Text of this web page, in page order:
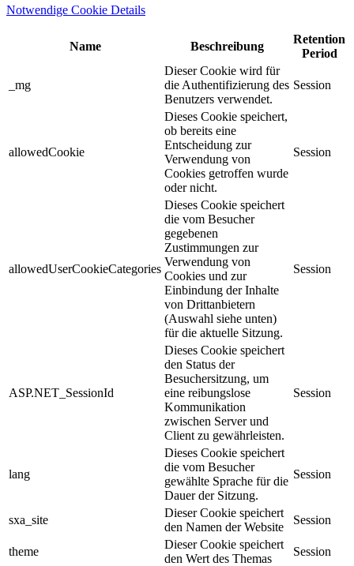
Notwendige Cookie Details
Name Beschreibung
Retention
Period
_mg
Dieser Cookie wird für
die Authentifizierung des
Benutzers verwendet.
Session
allowedCookie
Dieses Cookie speichert,
ob bereits eine
Entscheidung zur
Verwendung von
Cookies getroffen wurde
oder nicht.
Session
allowedUserCookieCategories
Dieses Cookie speichert
die vom Besucher
gegebenen
Zustimmungen zur
Verwendung von
Cookies und zur
Einbindung der Inhalte
von Drittanbietern
(Auswahl siehe unten)
für die aktuelle Sitzung.
Session
ASP.NET_SessionId
Dieses Cookie speichert
den Status der
Besuchersitzung, um
eine reibungslose
Kommunikation
zwischen Server und
Client zu gewährleisten.
Session
lang
Dieses Cookie speichert
die vom Besucher
gewählte Sprache für die
Dauer der Sitzung.
Session
sxa_site
Dieser Cookie speichert
den Namen der Website
Session
theme
Dieser Cookie speichert
den Wert des Themas
Session